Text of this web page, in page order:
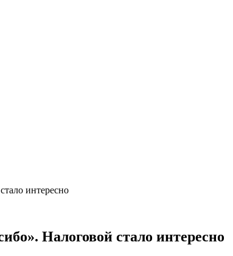
интересно
Налоговой стало интересно